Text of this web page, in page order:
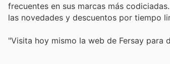
frecuentes en sus marcas más
las novedades y descuentos por tiempo
"Visita hoy mismo la web de Fersay para